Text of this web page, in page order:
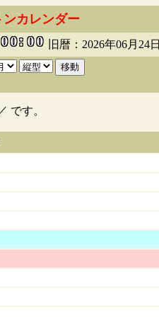
カレンダー
旧暦：2026年06月24日
です。